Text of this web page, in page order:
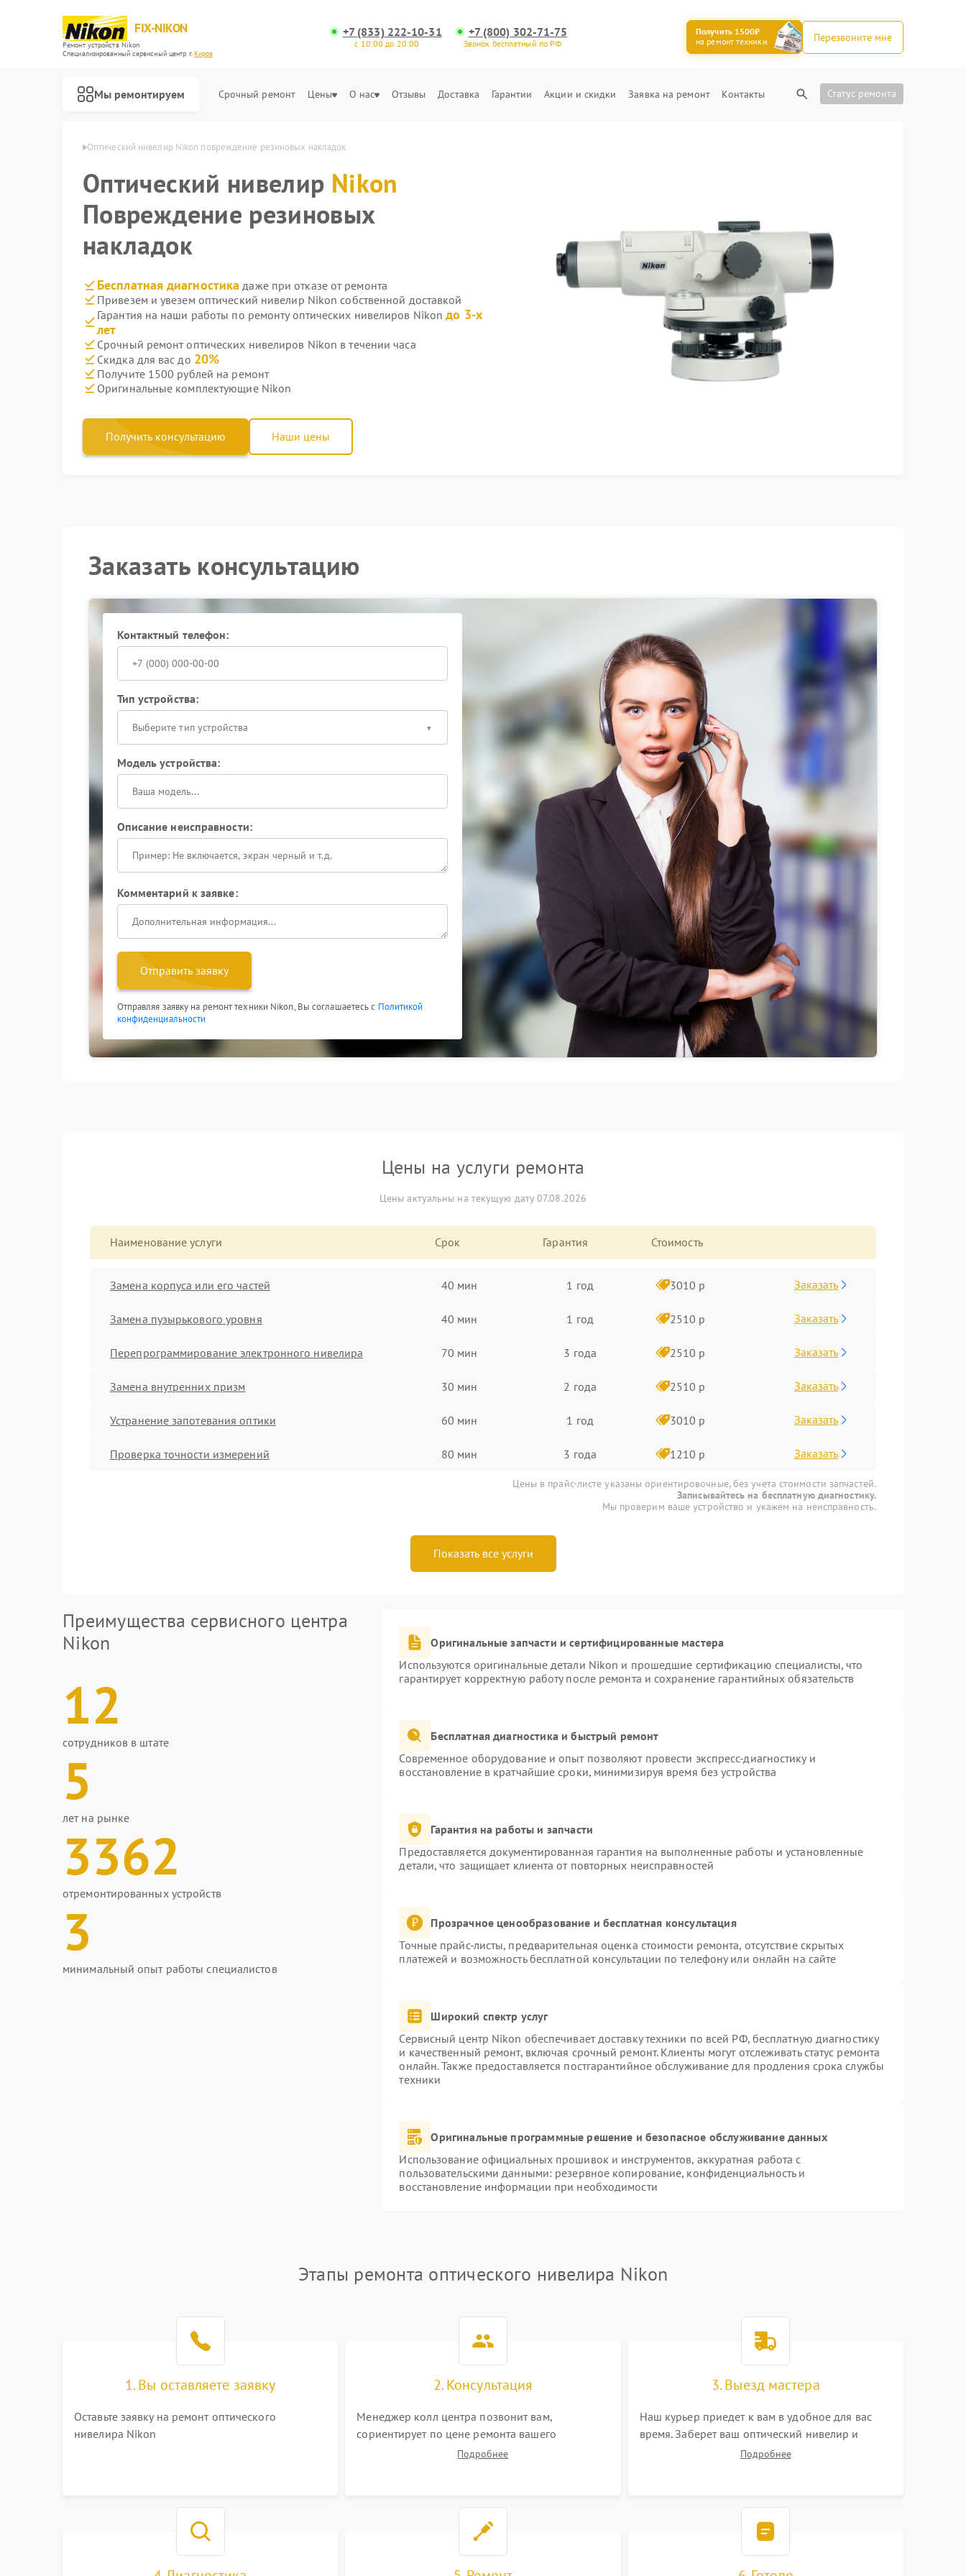
FIX-NIKON
Ремонт устройств Nikon
Специализированный cервисный центр г.Киров
+7 (833) 222-10-31
с 10:00 до 20:00
+7 (800) 302-71-75
Звонок бесплатный по РФ
Получить 1500₽
на ремонт техники
Перезвоните мне
Мы ремонтируем Срочный ремонт Цены О нас Отзывы Доставка Гарантии Акции и скидки Заявка на ремонт Контакты Статус ремонта
Оптический нивелир Nikon повреждение резиновых накладок
Оптический нивелир Nikon
Повреждение резиновых
накладок
Бесплатная диагностика даже при отказе от ремонта
Привезем и увезем оптический нивелир Nikon собственной доставкой
Гарантия на наши работы по ремонту оптических нивелиров Nikonдо 3-х
лет
Срочный ремонт оптических нивелиров Nikon в течении часа
Скидка для вас до 20%
Получите 1500 рублей на ремонт
Оригинальные комплектующие Nikon
Получить консультацию Наши цены
Заказать консультацию
Контактный телефон:
Тип устройства:
Выберите тип устройства
Модель устройства:
Описание неисправности:
Комментарий к заявке:
Отправить заявку
Отправляя заявку на ремонт техники Nikon, Вы соглашаетесь с Политикой
конфиденциальности
Цены на услуги ремонта
Цены актуальны на текущую дату 07.08.2026
Наименование услуги Срок Гарантия Стоимость
Замена корпуса или его частей 40 мин 1 год 3010 р Заказать
Замена пузырькового уровня 40 мин 1 год 2510 р Заказать
Перепрограммирование электронного нивелира 70 мин 3 года 2510 р Заказать
Замена внутренних призм 30 мин 2 года 2510 р Заказать
Устранение запотевания оптики 60 мин 1 год 3010 р Заказать
Проверка точности измерений 80 мин 3 года 1210 р Заказать
Цены в прайс-листе указаны ориентировочные, без учета стоимости запчастей.
Записывайтесь на бесплатную диагностику.
Мы проверим ваше устройство и укажем на неисправность.
Показать все услуги
Преимущества сервисного центра
Nikon
12
сотрудников в штате
5
лет на рынке
3362
отремонтированных устройств
3
минимальный опыт работы специалистов
Оригинальные запчасти и сертифицированные мастера
Используются оригинальные детали Nikon и прошедшие сертификацию специалисты, что
гарантирует корректную работу после ремонта и сохранение гарантийных обязательств
Бесплатная диагностика и быстрый ремонт
Современное оборудование и опыт позволяют провести экспресс-диагностику и
восстановление в кратчайшие сроки, минимизируя время без устройства
Гарантия на работы и запчасти
Предоставляется документированная гарантия на выполненные работы и установленные
детали, что защищает клиента от повторных неисправностей
Прозрачное ценообразование и бесплатная консультация
Точные прайс-листы, предварительная оценка стоимости ремонта, отсутствие скрытых
платежей и возможность бесплатной консультации по телефону или онлайн на сайте
Широкий спектр услуг
Сервисный центр Nikon обеспечивает доставку техники по всей РФ, бесплатную диагностику
и качественный ремонт, включая срочный ремонт. Клиенты могут отслеживать статус ремонта
онлайн. Также предоставляется постгарантийное обслуживание для продления срока службы
техники
Оригинальные программные решение и безопасное обслуживание данных
Использование официальных прошивок и инструментов, аккуратная работа с
пользовательскими данными: резервное копирование, конфиденциальность и
восстановление информации при необходимости
Этапы ремонта оптического нивелира Nikon
1. Вы оставляете заявку
Оставьте заявку на ремонт оптического
нивелира Nikon
2. Консультация
Менеджер колл центра позвонит вам,
сориентирует по цене ремонта вашего
оптического нивелира а также ответит на все
Подробнее
3. Выезд мастера
Наш курьер приедет к вам в удобное для вас
время. Заберет ваш оптический нивелир и
привезет на склад для диагностики.
Подробнее